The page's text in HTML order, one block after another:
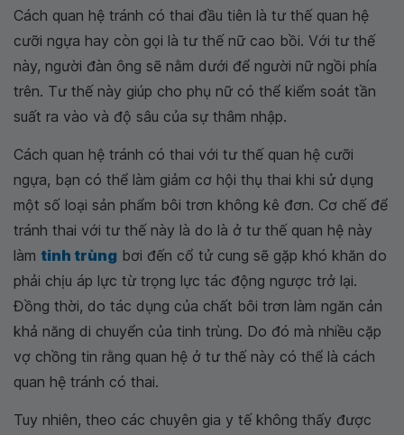
Cách quan hệ tránh có thai đầu tiên là tư thế quan hệ
cưỡi ngựa hay còn gọi là tư thế nữ cao bồi. Với tư thế
này, người đàn ông sẽ nằm dưới để người nữ ngồi phía
trên. Tư thế này giúp cho phụ nữ có thể kiểm soát tần
suất ra vào và độ sâu của sự thâm nhập.
Cách quan hệ tránh có thai với tư thế quan hệ cưỡi
ngựa, bạn có thể làm giảm cơ hội thụ thai khi sử dụng
một số loại sản phẩm bôi trơn không kê đơn. Cơ chế để
tránh thai với tư thế này là do là ở tư thế quan hệ này
làm tinh trùng bơi đến cổ tử cung sẽ gặp khó khăn do
phải chịu áp lực từ trọng lực tác động ngược trở lại.
Đồng thời, do tác dụng của chất bôi trơn làm ngăn cản
khả năng di chuyển của tinh trùng. Do đó mà nhiều cặp
vợ chồng tin rằng quan hệ ở tư thế này có thể là cách
quan hệ tránh có thai.
Tuy nhiên, theo các chuyên gia y tế không thấy được